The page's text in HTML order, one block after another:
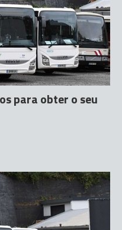
para obter o seu